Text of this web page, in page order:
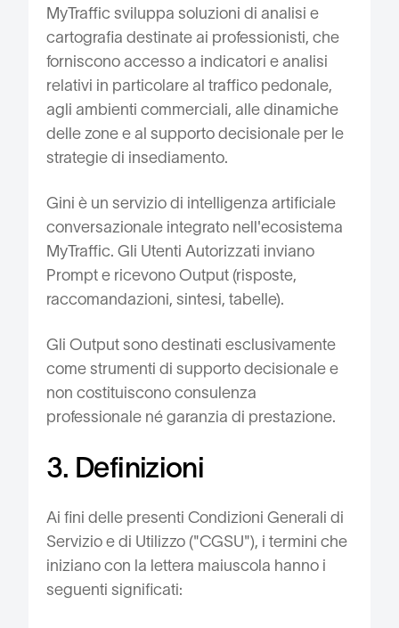
MyTraffic sviluppa soluzioni di analisi e
cartografia destinate ai professionisti, che
forniscono accesso a indicatori e analisi
relativi in particolare al traffico pedonale,
agli ambienti commerciali, alle dinamiche
delle zone e al supporto decisionale per le
strategie di insediamento.
Gini è un servizio di intelligenza artificiale
conversazionale integrato nell'ecosistema
MyTraffic. Gli Utenti Autorizzati inviano
Prompt e ricevono Output (risposte,
raccomandazioni, sintesi, tabelle).
Gli Output sono destinati esclusivamente
come strumenti di supporto decisionale e
non costituiscono consulenza
professionale né garanzia di prestazione.
3. Definizioni
Ai fini delle presenti Condizioni Generali di
Servizio e di Utilizzo ("CGSU"), i termini che
iniziano con la lettera maiuscola hanno i
seguenti significati: